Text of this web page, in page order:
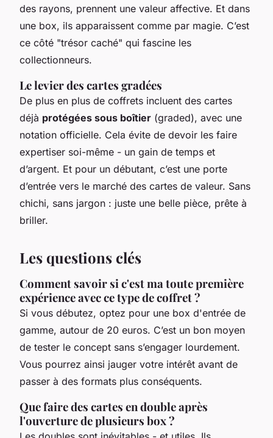
des rayons, prennent une valeur affective. Et dans
une box, ils apparaissent comme par magie. C’est
ce côté "trésor caché" qui fascine les
collectionneurs.
Le levier des cartes gradées
De plus en plus de coffrets incluent des cartes
déjà protégées sous boîtier (graded), avec une
notation officielle. Cela évite de devoir les faire
expertiser soi-même - un gain de temps et
d’argent. Et pour un débutant, c’est une porte
d’entrée vers le marché des cartes de valeur. Sans
chichi, sans jargon : juste une belle pièce, prête à
briller.
Les questions clés
Comment savoir si c'est ma toute première
expérience avec ce type de coffret ?
Si vous débutez, optez pour une box d'entrée de
gamme, autour de 20 euros. C’est un bon moyen
de tester le concept sans s’engager lourdement.
Vous pourrez ainsi jauger votre intérêt avant de
passer à des formats plus conséquents.
Que faire des cartes en double après
l'ouverture de plusieurs box ?